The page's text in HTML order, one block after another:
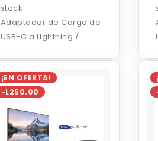
stock
Adaptador de Carga de
USB-C a Lightning /
¡EN OFERTA!
-L250.00